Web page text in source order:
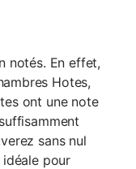
notés. En effet,
Hotes,
ont une note
sans nul
pour